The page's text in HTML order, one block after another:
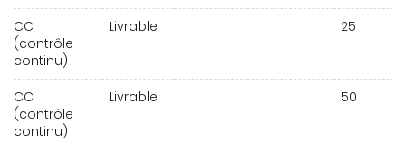
CC
(contrôle
continu)
Livrable 25
CC
(contrôle
continu)
Livrable 50